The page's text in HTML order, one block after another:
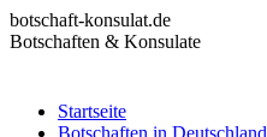
Zum
Inhalt
botschaft-konsulat.de
Botschaften & Konsulate
Startseite
Botschaften in Deutschland